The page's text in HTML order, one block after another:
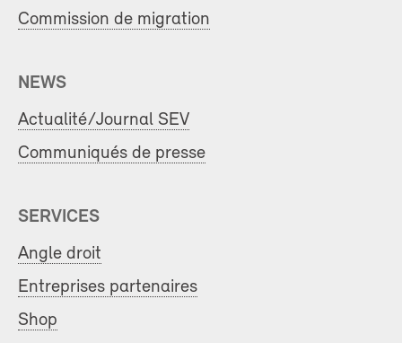
Commission de migration
NEWS
Actualité/Journal SEV
Communiqués de presse
SERVICES
Angle droit
Entreprises partenaires
Shop